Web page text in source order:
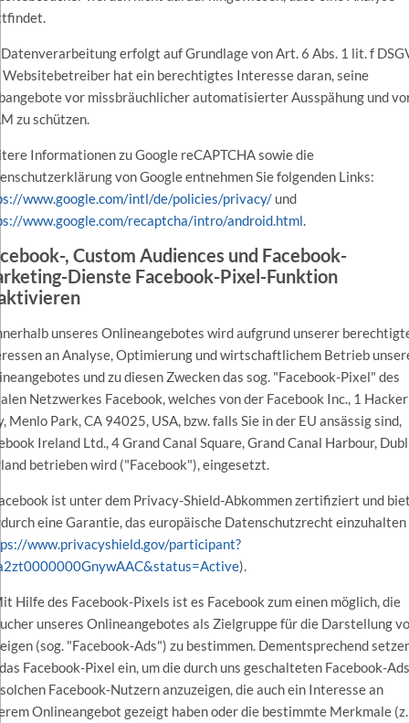
erfolgt auf Grundlage von Art. 6 Abs. 1 lit. f
Websitebetreiber hat ein berechtigtes Interesse daran, seine
vor missbräuchlicher automatisierter Ausspähung und
zu schützen.
Informationen zu Google reCAPTCHA sowie die
von Google entnehmen Sie folgenden Links:
www.google.com/intl/de/policies/privacy/ und
www.google.com/recaptcha/intro/android.html
, Custom Audiences und Facebook-
Dienste Facebook-Pixel-Funktion
unseres Onlineangebotes wird aufgrund unserer
an Analyse, Optimierung und wirtschaftlichem Betrieb
und zu diesen Zwecken das sog. "Facebook-Pixel" des
Netzwerkes Facebook, welches von der Facebook Inc., 1 Hacker
Menlo Park, CA 94025, USA, bzw. falls Sie in der EU ansässig sind,
Ireland Ltd., 4 Grand Canal Square, Grand Canal Harbour,
betrieben wird ("Facebook"), eingesetzt.
ist unter dem Privacy-Shield-Abkommen zertifiziert und
eine Garantie, das europäische Datenschutzrecht einzuhalten
www.privacyshield.gov/participant?
).
Hilfe des Facebook-Pixels ist es Facebook zum einen möglich, die
unseres Onlineangebotes als Zielgruppe für die Darstellung
(sog. "Facebook-Ads") zu bestimmen. Dementsprechend
Facebook-Pixel ein, um die durch uns geschalteten Facebook-Ads
Facebook-Nutzern anzuzeigen, die auch ein Interesse an
Onlineangebot gezeigt haben oder die bestimmte Merkmale